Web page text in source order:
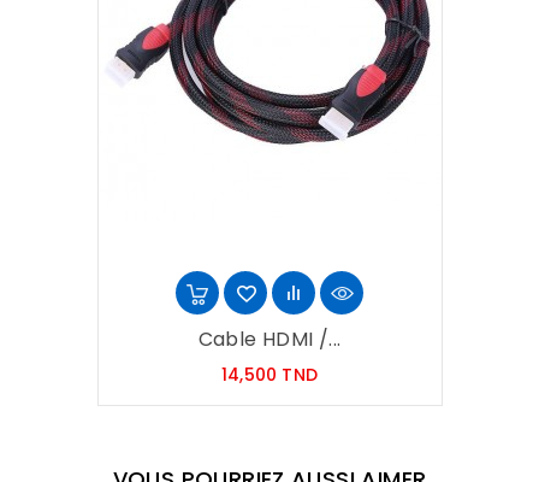
Cable HDMI /...
14,500 TNDPrix